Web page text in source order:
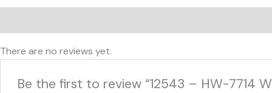
There are no reviews yet.
Be the first to review “12543 – HW-7714